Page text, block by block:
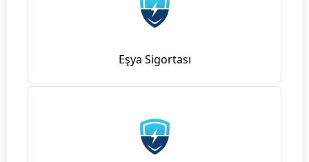
Eşya Sigortası